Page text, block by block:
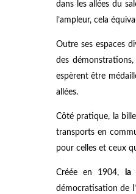
dans les allées du
l’ampleur, cela
Outre ses espaces
des
espèrent être
allées.
Côté pratique, la
transports en
pour celles et ceux
Créée en 1904, la
démocratisation de